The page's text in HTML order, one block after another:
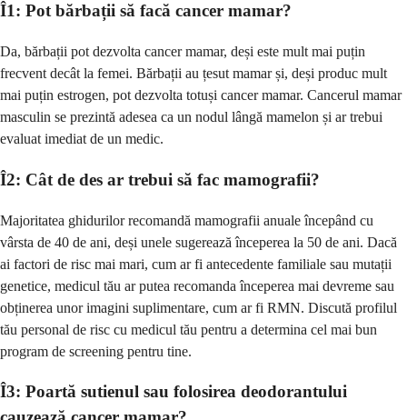
Î1: Pot bărbații să facă cancer mamar?
Da, bărbații pot dezvolta cancer mamar, deși este mult mai puțin
frecvent decât la femei. Bărbații au țesut mamar și, deși produc mult
mai puțin estrogen, pot dezvolta totuși cancer mamar. Cancerul mamar
masculin se prezintă adesea ca un nodul lângă mamelon și ar trebui
evaluat imediat de un medic.
Î2: Cât de des ar trebui să fac mamografii?
Majoritatea ghidurilor recomandă mamografii anuale începând cu
vârsta de 40 de ani, deși unele sugerează începerea la 50 de ani. Dacă
ai factori de risc mai mari, cum ar fi antecedente familiale sau mutații
genetice, medicul tău ar putea recomanda începerea mai devreme sau
obținerea unor imagini suplimentare, cum ar fi RMN. Discută profilul
tău personal de risc cu medicul tău pentru a determina cel mai bun
program de screening pentru tine.
Î3: Poartă sutienul sau folosirea deodorantului